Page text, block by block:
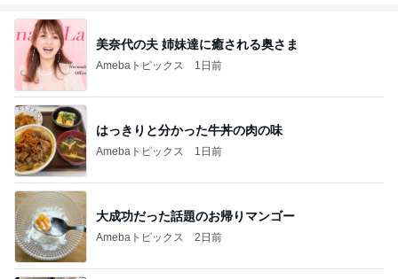
美奈代の夫 姉妹達に癒される奥さま
Amebaトピックス 1日前
はっきりと分かった牛丼の肉の味
Amebaトピックス 1日前
大成功だった話題のお帰りマンゴー
Amebaトピックス 2日前